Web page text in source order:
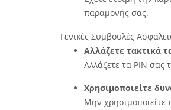
παραμονής σας.
Γενικές Συμβουλές
Αλλάζετε τακτικά
Αλλάζετε τα PIN σας
Χρησιμοποιείτε
Μην χρησιμοποιείτε